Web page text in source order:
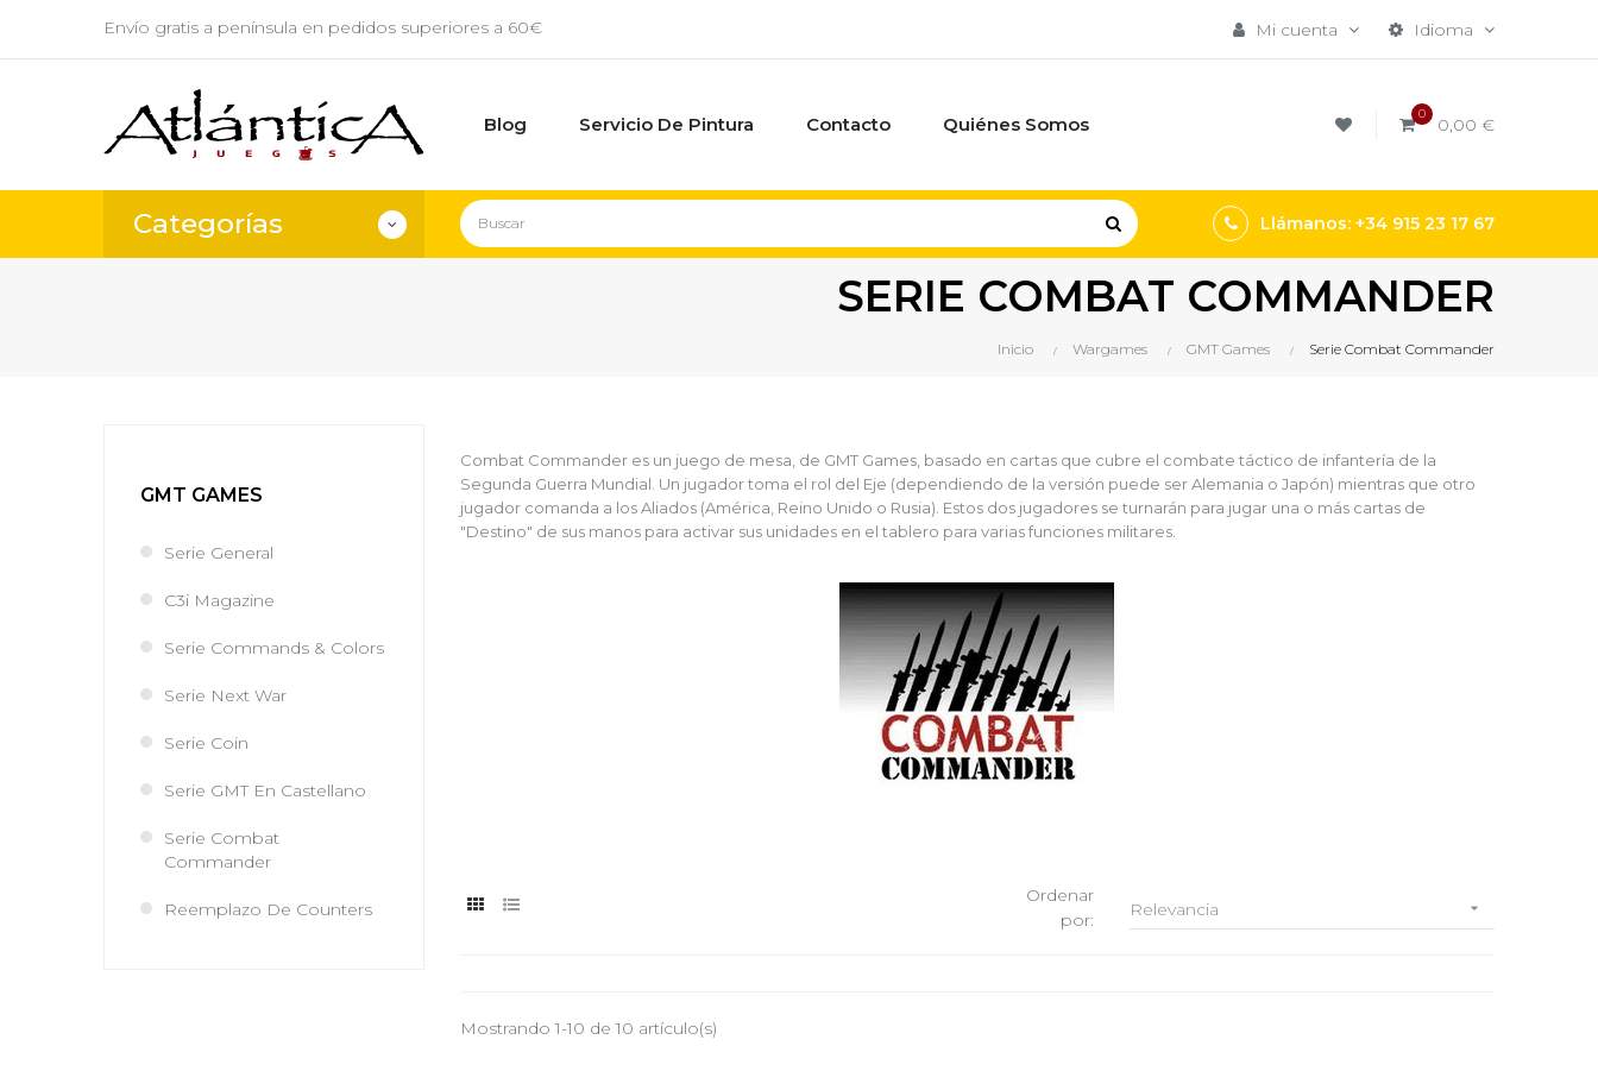
Envío gratis a península en pedidos superiores a 60€ Idioma
Mi cuenta
Blog Servicio De Pintura Contacto Quiénes Somos 0 0,00 €
Categorías Llámanos: +34 915 23 17 67
SERIE COMBAT COMMANDER
Inicio Wargames GMT Games Serie Combat Commander
GMT GAMES
Serie General
C3i Magazine
Serie Commands & Colors
Serie Next War
Serie Coin
Serie GMT En Castellano
Serie Combat
Commander
Reemplazo De Counters
Combat Commander es un juego de mesa, de GMT Games, basado en cartas que cubre el combate táctico de infantería de la
Segunda Guerra Mundial. Un jugador toma el rol del Eje (dependiendo de la versión puede ser Alemania o Japón) mientras que otro
jugador comanda a los Aliados (América, Reino Unido o Rusia). Estos dos jugadores se turnarán para jugar una o más cartas de
"Destino" de sus manos para activar sus unidades en el tablero para varias funciones militares.
Ordenar
por:
Relevancia 
Mostrando 1-10 de 10 artículo(s)